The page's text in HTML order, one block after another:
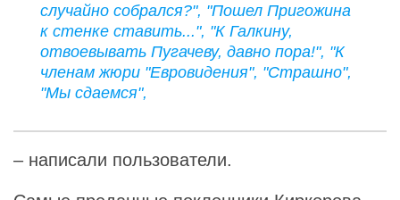
случайно собрался?", "Пошел Пригожина
к стенке ставить...", "К Галкину,
отвоевывать Пугачеву, давно пора!", "К
членам жюри "Евровидения", "Страшно",
"Мы сдаемся",
– написали пользователи.